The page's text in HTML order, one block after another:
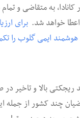
به متقاضی و
اعطا خواهد شد. برای
هوشمند ایمی گلوب را
بالا و تاخیر در
چند کشور از جمله